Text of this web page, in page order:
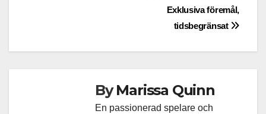
Exklusiva föremål,
tidsbegränsat
ByMarissa Quinn
En passionerad spelare och